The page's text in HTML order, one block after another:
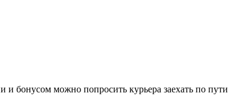
бонусом можно попросить курьера заехать по